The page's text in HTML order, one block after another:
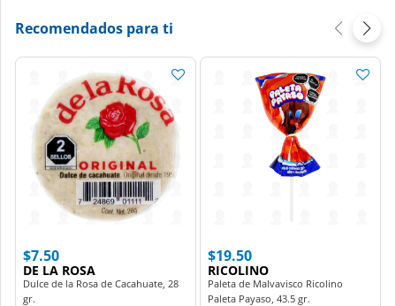
Recomendados para ti
$7.50
DE LA ROSA
Dulce de la Rosa de Cacahuate, 28
gr.
$19.50
RICOLINO
Paleta de Malvavisco Ricolino
Paleta Payaso, 43.5 gr.